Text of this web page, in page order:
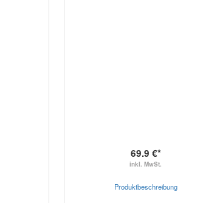
69.9 €*
inkl. MwSt.
Produktbeschreibung